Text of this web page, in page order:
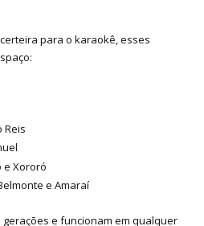
para o karaokê, esses
Reis
e Xororó
e Amaraí
e funcionam em qualquer